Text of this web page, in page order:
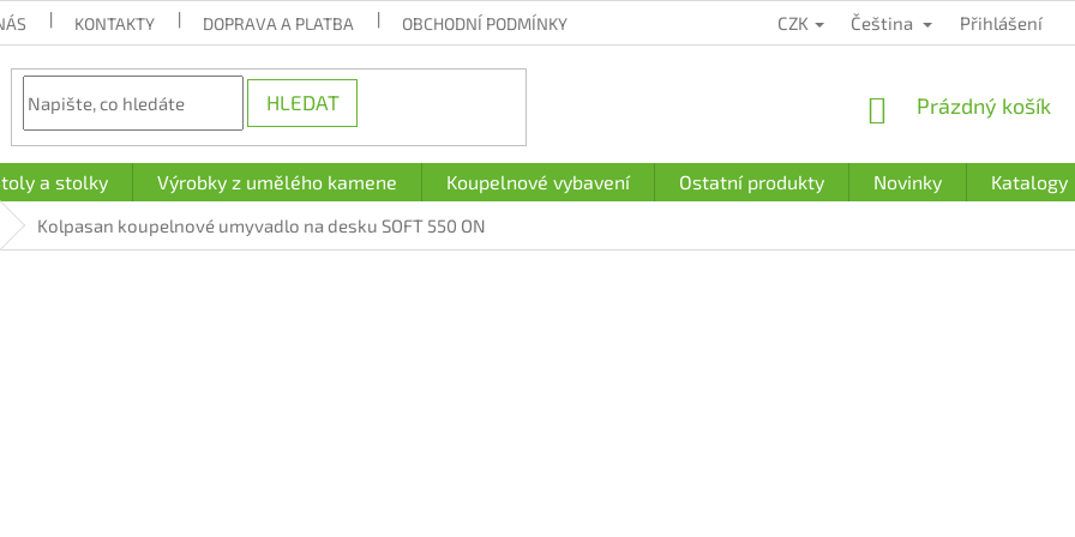
KONTAKTY DOPRAVA A PLATBA OBCHODNÍ PODMÍNKY PODMÍNKY OCHRANY OSOBNÍCH
CZK Čeština Přihlášení
HLEDAT
NÁKUPNÍ
Prázdný košík
a stolky Výrobky z umělého kamene Koupelnové vybavení Ostatní produkty Novinky Katalogy
Kolpasan koupelnové umyvadlo na desku SOFT 550 ON